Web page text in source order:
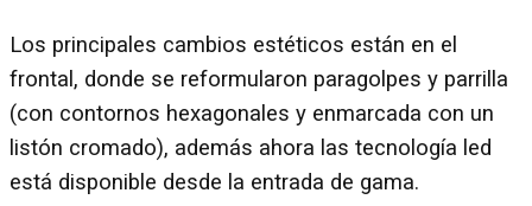
Los principales cambios estéticos están en el
frontal, donde se reformularon paragolpes y parrilla
(con contornos hexagonales y enmarcada con un
listón cromado), además ahora las tecnología led
está disponible desde la entrada de gama.